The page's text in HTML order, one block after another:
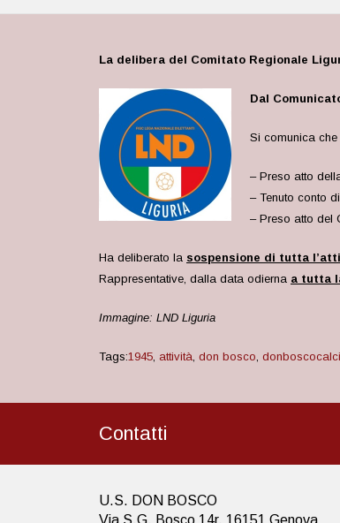
La delibera del Comitato Regionale
Dal
Si comunica
– Preso atto
– Tenuto conto
– Preso atto del
Ha deliberato la sospensione di tutta
Rappresentative, dalla data odierna a tutta
Immagine: LND Liguria
Tags:1945, attività, don bosco,
Contatti
U.S. DON BOSCO
Via S.G. Bosco 14r, 16151 Genova